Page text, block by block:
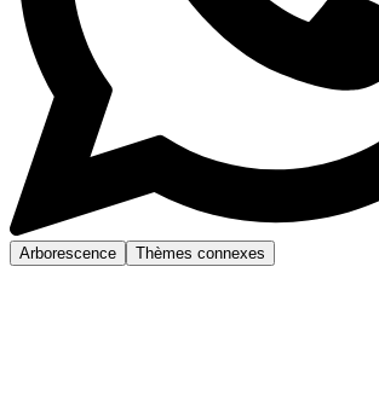
Arborescence Thèmes connexes